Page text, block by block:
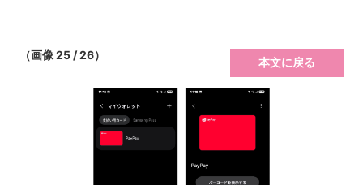
（画像 25 / 26）
本文に戻る